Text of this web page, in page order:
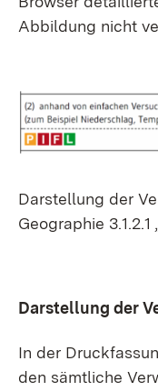
Ab­bil­dung nicht
Dar­stel­lung der
Geo­gra­phie
Dar­stel­lung der
In der
den sämt­li­che